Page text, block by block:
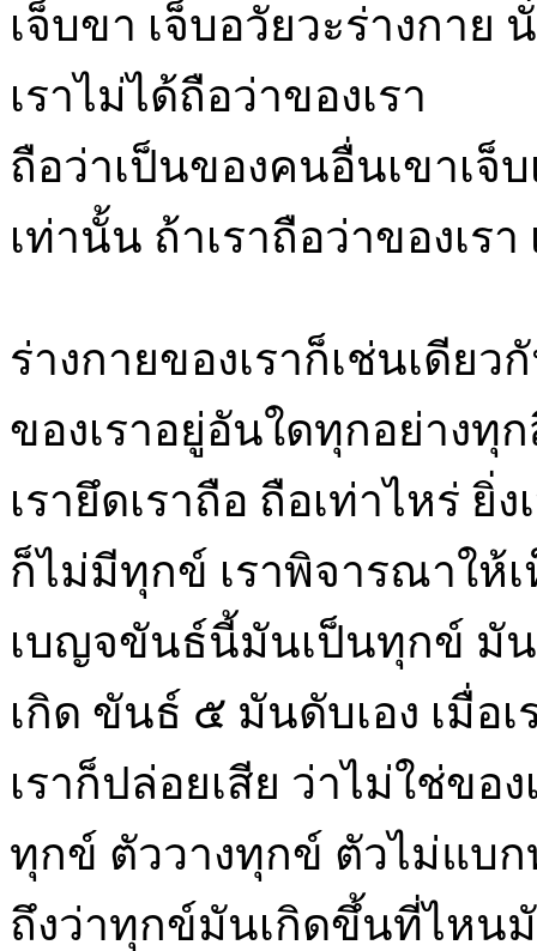
เจ็บขา เจ็บอวัยวะร่างกาย
เราไม่ได้ถือว่าของเรา
ถือว่าเป็นของคนอื่นเขาเจ็บ
เท่านั้น ถ้าเราถือว่าของเรา
ร่างกายของเราก็เช่นเดียว
ของเราอยู่อันใดทุกอย่างทุ
เรายึดเราถือ ถือเท่าไหร่ ยิ่
ก็ไม่มีทุกข์ เราพิจารณาให้
เบญจขันธ์นี้มันเป็นทุกข์ มั
เกิด ขันธ์ ๕ มันดับเอง เมื่อ
เราก็ปล่อยเสีย ว่าไม่ใช่ขอ
ทุกข์ ตัววางทุกข์ ตัวไม่แบ
ถึงว่าทุกข์มันเกิดขึ้นที่ไหน